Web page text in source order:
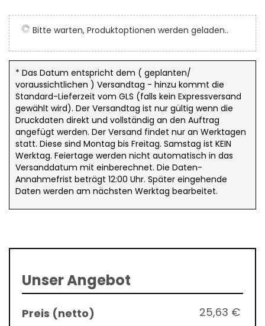
Anfang
der
Bildergalerie
springen
Unser Angebot
25,63 €
Bitte warten, Produktoptionen werden geladen..
* Das Datum entspricht dem ( geplanten/
voraussichtlichen ) Versandtag - hinzu kommt die
Standard-Lieferzeit vom GLS (falls kein Expressversand
gewählt wird). Der Versandtag ist nur gültig wenn die
Druckdaten direkt und vollständig an den Auftrag
angefügt werden. Der Versand findet nur an Werktagen
statt. Diese sind Montag bis Freitag. Samstag ist KEIN
Werktag. Feiertage werden nicht automatisch in das
Versanddatum mit einberechnet. Die Daten-
Annahmefrist beträgt 12:00 Uhr. Später eingehende
Daten werden am nächsten Werktag bearbeitet.